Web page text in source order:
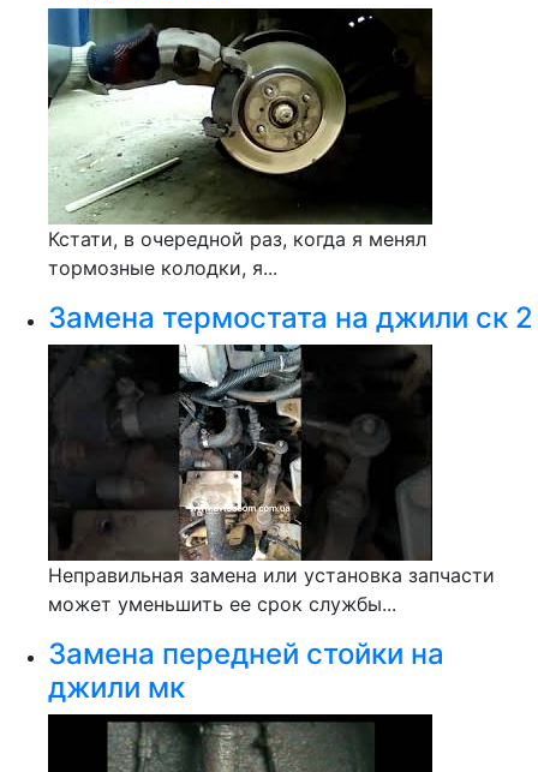
Кстати, в очередной раз, когда я менял
тормозные колодки, я...
Замена термостата на джили ск 2
Неправильная замена или установка запчасти
может уменьшить ее срок службы...
Замена передней стойки на
джили мк